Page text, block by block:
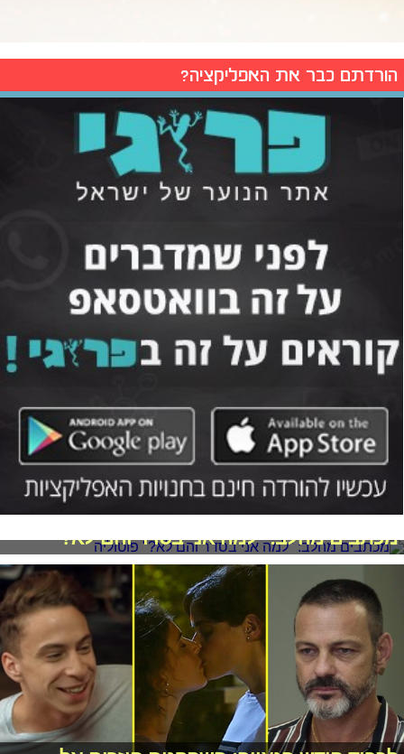
הורדתם כבר את האפליקציה?
מכתבים מהלב: "למה אני בסדר והם לא?"